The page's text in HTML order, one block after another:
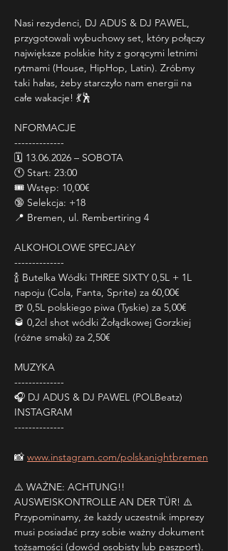
Nasi rezydenci, DJ ADUS & DJ PAWEL,
przygotowali wybuchowy set, który połączy
największe polskie hity z gorącymi letnimi
rytmami (House, HipHop, Latin). Zróbmy
taki hałas, żeby starczyło nam energii na
całe wakacje! 💃🕺
NFORMACJE
--------------
🗓️ 13.06.2026 – SOBOTA
🕚 Start: 23:00
🎟️ Wstęp: 10,00€
🔞 Selekcja: +18
📍 Bremen, ul. Rembertiring 4
ALKOHOLOWE SPECJAŁY
--------------
🍾 Butelka Wódki THREE SIXTY 0,5L + 1L
napoju (Cola, Fanta, Sprite) za 60,00€
🍺 0,5L polskiego piwa (Tyskie) za 5,00€
🥃 0,2cl shot wódki Żołądkowej Gorzkiej
(różne smaki) za 2,50€
MUZYKA
--------------
🎧 DJ ADUS & DJ PAWEL (POLBeatz)
INSTAGRAM
--------------
📸 www.instagram.com/polskanightbremen
⚠️ WAŻNE: ACHTUNG!!
AUSWEISKONTROLLE AN DER TÜR! ⚠️
Przypominamy, że każdy uczestnik imprezy
musi posiadać przy sobie ważny dokument
tożsamości (dowód osobisty lub paszport).